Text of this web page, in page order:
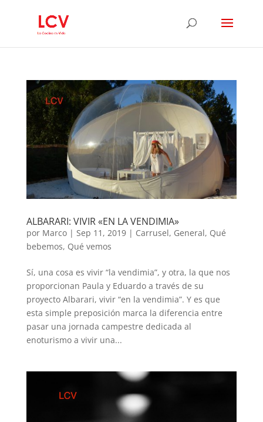
ALBARARI: VIVIR «EN LA VENDIMIA»
por Marco| Sep 11, 2019| Carrusel, General, Qué
bebemos, Qué vemos
Sí, una cosa es vivir “la vendimia”, y otra, la que nos
proporcionan Paula y Eduardo a través de su
proyecto Albarari, vivir “en la vendimia”. Y es que
esta simple preposición marca la diferencia entre
pasar una jornada campestre dedicada al
enoturismo a vivir una...